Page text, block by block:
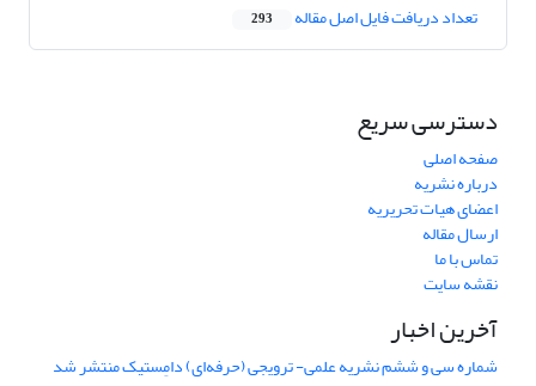
تعداد دریافت فایل اصل مقاله 293
دسترسی سریع
صفحه اصلی
درباره نشریه
اعضای هیات تحریریه
ارسال مقاله
تماس با ما
نقشه سایت
آخرین اخبار
شماره سی و ششم نشریه علمی- ترویجی (حرفه‌ای) دامِستیک منتشر شد